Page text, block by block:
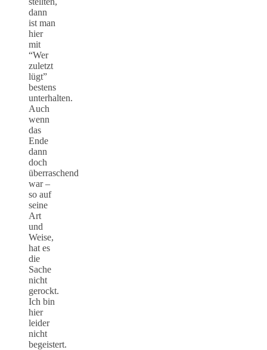
dann
ist man
hier
mit
“Wer
zuletzt
lügt”
bestens
unterhalten.
Auch
wenn
das
Ende
dann
doch
überraschend
war –
so auf
seine
Art
und
Weise,
hat es
die
Sache
nicht
gerockt.
Ich bin
hier
leider
nicht
begeistert.